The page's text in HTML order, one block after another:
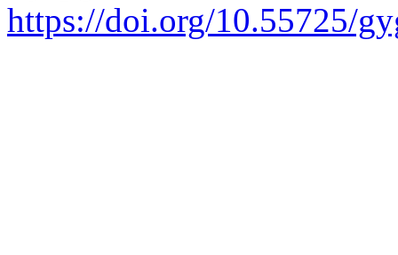
https://doi.org/10.55725/